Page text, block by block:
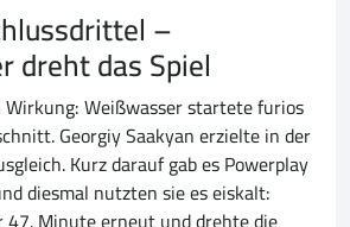
–
dreht das Spiel
Weißwasser startete furios
Georgiy Saakyan erzielte in der
Kurz darauf gab es Powerplay
diesmal nutzten sie es eiskalt: